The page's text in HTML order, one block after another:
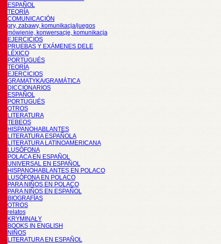
ESPAÑOL
TEORÍA
COMUNICACIÓN
gry, zabawy, komunikacja/juegos
mówienie, konwersacje, komunikacja
EJERCICIOS
PRUEBAS Y EXÁMENES DELE
LÉXICO
PORTUGUÉS
TEORÍA
EJERCICIOS
GRAMATYKA/GRAMÁTICA
DICCIONARIOS
ESPAÑOL
PORTUGUÉS
OTROS
LITERATURA
TEBEOS
HISPANOHABLANTES
LITERATURA ESPAÑOLA
LITERATURA LATINOAMERICANA
LUSÓFONA
POLACA EN ESPAÑOL
UNIVERSAL EN ESPAÑOL
HISPANOHABLANTES EN POLACO
LUSÓFONA EN POLACO
PARA NIÑOS EN POLACO
PARA NIÑOS EN ESPAÑOL
BIOGRAFÍAS
OTROS
relatos
KRYMINAŁY
BOOKS IN ENGLISH
NIÑOS
LITERATURA EN ESPAÑOL